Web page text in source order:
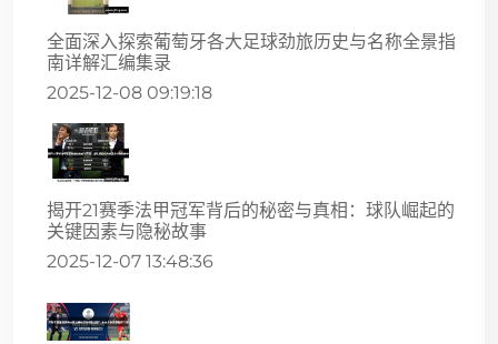
全面深入探索葡萄牙各大足球劲旅历史与名称全景指
南详解汇编集录
2025-12-08 09:19:18
揭开21赛季法甲冠军背后的秘密与真相：球队崛起的
关键因素与隐秘故事
2025-12-07 13:48:36